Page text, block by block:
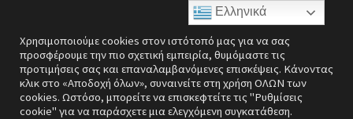
μετάβαση
στην
πλοήγηση
σε
περιεχόμενο
Ενεργειακές εστίες
Χρησιμοποιούμε cookies στον ιστότοπό μας για να σας
προσφέρουμε την πιο σχετική εμπειρία, θυμόμαστε τις
προτιμήσεις σας και επαναλαμβανόμενες επισκέψεις. Κάνοντας
κλικ στο «Αποδοχή όλων», συναινείτε στη χρήση ΟΛΩΝ των
cookies. Ωστόσο, μπορείτε να επισκεφτείτε τις "Ρυθμίσεις
cookie" για να παράσχετε μια ελεγχόμενη συγκατάθεση.
Ελληνικά